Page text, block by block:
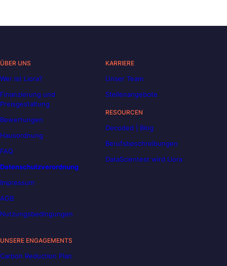
ÜBER UNS
Wer ist Liora?
Finanzierung und
Preisgestaltung
Bewertungen
Hausordnung
FAQ
Datenschutzverordnung
Impressum
AGB
Nutzungsbedingungen
KARRIERE
Unser Team
Stellenangebote
RESOURCEN
Decoded | Blog
Berufsbeschreibungen
DataScientest wird Liora
UNSERE ENGAGEMENTS
Carbon Reduction Plan